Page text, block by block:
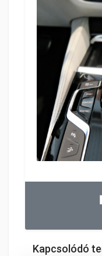
Kapcsolódó